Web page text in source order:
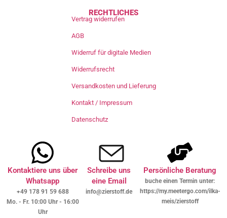
RECHTLICHES
Vertrag widerrufen
AGB
Widerruf für digitale Medien
Widerrufsrecht
Versandkosten und Lieferung
Kontakt / Impressum
Datenschutz
Kontaktiere uns über
Whatsapp
+49 178 91 59 688
Mo. - Fr. 10:00 Uhr - 16:00
Uhr
Schreibe uns
eine Email
info@zierstoff.de
Persönliche Beratung
buche einen Termin unter:
https://my.meetergo.com/ilka-
meis/zierstoff